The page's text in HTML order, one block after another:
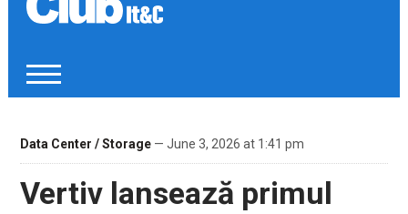
Data Center / Storage— June 3, 2026 at 1:41 pm
Vertiv lansează primul